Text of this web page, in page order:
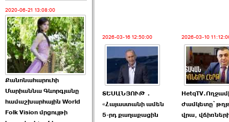
Պաշտոնակռիվը սկսված
է. «Հրապարակ» ›››
2026-06-25 17:13:00
ԱԺ նախագահի
2020-06-21 13:08:00
Քանոնահարուհի
Մարիաննա Գևորգյանը
համաշխարհային World
Folk Vision մրցույթի
2026-03-16 12:50:00
ՏԵՍԱՆՅՈՒԹ․
«Հայաստանի ամեն
5-րդ քաղաքացին
2026-03-10
ժամկետը՝
վրա,